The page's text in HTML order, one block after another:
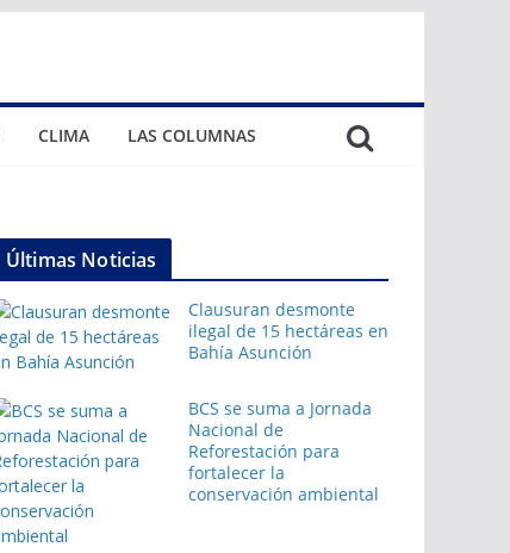
CLIMA LAS COLUMNAS
Últimas Noticias
Clausuran desmonte
ilegal de 15 hectáreas en
Bahía Asunción
BCS se suma a Jornada
Nacional de
Reforestación para
fortalecer la
conservación ambiental